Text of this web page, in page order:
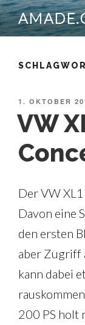
Zum
Inhalt
springen
1. OKTOBER
VW
Der VW
Davon eine
den ersten
aber Zugriff
kann dabei
200 PS holt